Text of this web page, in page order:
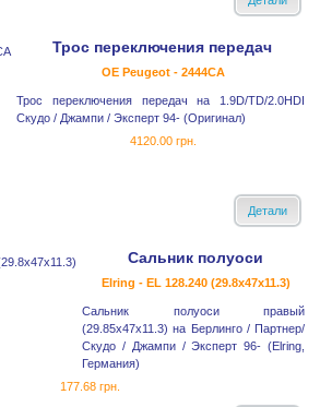
Трос переключения передач
OE Peugeot - 2444CA
Трос переключения передач на 1.9D/TD/2.0HDI
Скудо / Джампи / Эксперт 94- (Оригинал)
4120.00 грн.
Детали
Сальник полуоси
Elring - EL 128.240 (29.8x47x11.3)
Сальник полуоси правый
(29.85x47x11.3) на Берлинго / Партнер/
Скудо / Джампи / Эксперт 96- (Elring,
Германия)
177.68 грн.